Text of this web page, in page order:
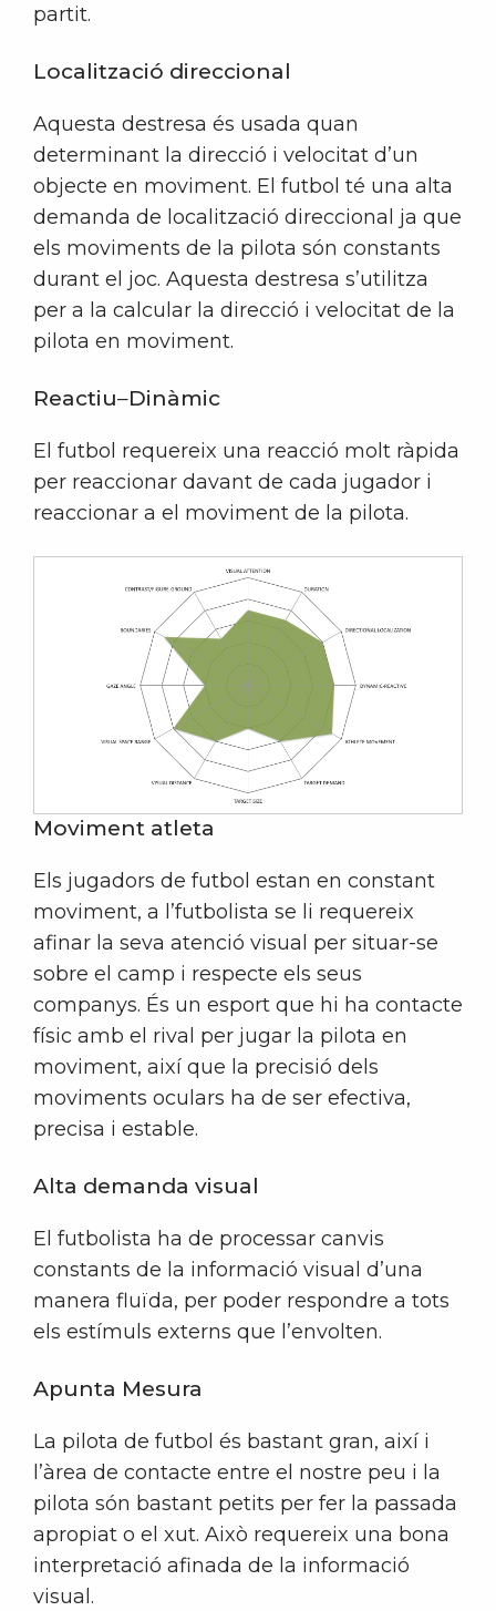
partit.
Localització direccional
Aquesta destresa és usada quan
determinant la direcció i velocitat d’un
objecte en moviment. El futbol té una alta
demanda de localització direccional ja que
els moviments de la pilota són constants
durant el joc. Aquesta destresa s’utilitza
per a la calcular la direcció i velocitat de la
pilota en moviment.
Reactiu–Dinàmic
El futbol requereix una reacció molt ràpida
per reaccionar davant de cada jugador i
reaccionar a el moviment de la pilota.
Moviment atleta
Els jugadors de futbol estan en constant
moviment, a l’futbolista se li requereix
afinar la seva atenció visual per situar-se
sobre el camp i respecte els seus
companys. És un esport que hi ha contacte
físic amb el rival per jugar la pilota en
moviment, així que la precisió dels
moviments oculars ha de ser efectiva,
precisa i estable.
Alta demanda visual
El futbolista ha de processar canvis
constants de la informació visual d’una
manera fluïda, per poder respondre a tots
els estímuls externs que l’envolten.
Apunta Mesura
La pilota de futbol és bastant gran, així i
l’àrea de contacte entre el nostre peu i la
pilota són bastant petits per fer la passada
apropiat o el xut. Això requereix una bona
interpretació afinada de la informació
visual.